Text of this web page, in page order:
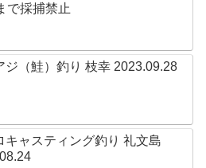
で採捕禁止
ジ（鮭）釣り 枝幸 2023.09.28
キャスティング釣り 礼文島